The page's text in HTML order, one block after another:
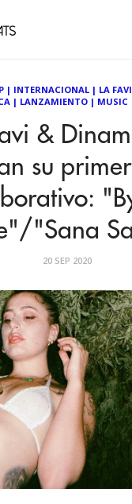
| INTERNACIONAL| LA
| LANZAMIENTO | MUSIC
&
su
"Sana
20 SEP 2020